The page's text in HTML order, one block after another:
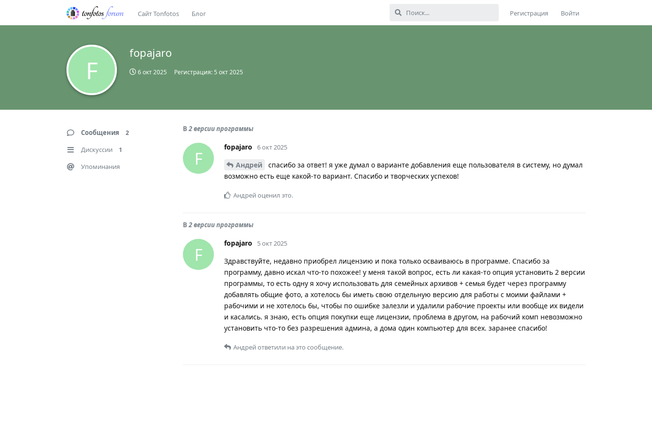
Сайт Tonfotos Блог Регистрация Войти
F
fopajaro
6 окт 2025 Регистрация: 5 окт 2025
Сообщения 2
Дискуссии 1
Упоминания
В2 версии программы
F
fopajaro 6 окт 2025
Андрей
спасибо за ответ! я уже думал о варианте добавления еще пользователя в систему, но думал
возможно есть еще какой-то вариант. Спасибо и творческих успехов!
Андрейоценил это.
В2 версии программы
F
fopajaro 5 окт 2025
Здравствуйте, недавно приобрел лицензию и пока только осваиваюсь в программе. Спасибо за
программу, давно искал что-то похожее! у меня такой вопрос, есть ли какая-то опция установить 2 версии
программы, то есть одну я хочу использовать для семейных архивов + семья будет через программу
добавлять общие фото, а хотелось бы иметь свою отдельную версию для работы с моими файлами +
рабочими и не хотелось бы, чтобы по ошибке залезли и удалили рабочие проекты или вообще их видели
и касались. я знаю, есть опция покупки еще лицензии, проблема в другом, на рабочий комп невозможно
установить что-то без разрешения админа, а дома один компьютер для всех. заранее спасибо!
Андрейответили на это сообщение.